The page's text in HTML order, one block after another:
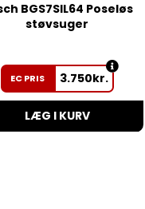
BGS7SIL64 Poseløs
støvsuger
EC PRIS 3.750kr.
LÆG I KURV